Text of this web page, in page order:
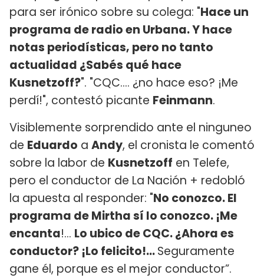
para ser irónico sobre su colega: "Hace un
programa de radio en Urbana. Y hace
notas periodísticas, pero no tanto
actualidad ¿Sabés qué hace
Kusnetzoff?". "CQC.... ¿no hace eso? ¡Me
perdí!", contestó picante Feinmann.
Visiblemente sorprendido ante el ninguneo
de Eduardo a Andy, el cronista le comentó
sobre la labor de Kusnetzoff en Telefe,
pero el conductor de La Nación + redobló
la apuesta al responder: "No conozco. El
programa de Mirtha sí lo conozco. ¡Me
encanta!... Lo ubico de CQC. ¿Ahora es
conductor? ¡Lo felicito!...Seguramente
gane él, porque es el mejor conductor”.